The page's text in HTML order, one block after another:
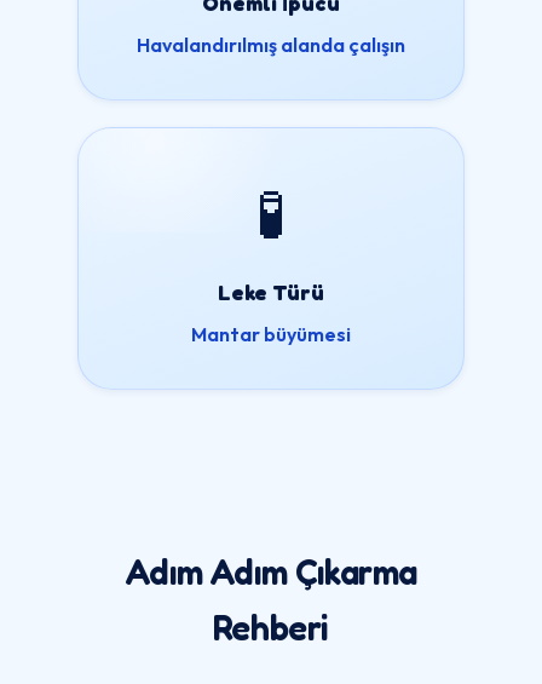
Havalandırılmış alanda çalışın
🧪
Leke Türü
Mantar büyümesi
Adım Adım Çıkarma
Rehberi